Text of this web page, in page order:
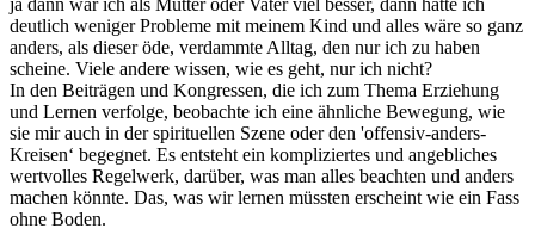
deutlich weniger Probleme mit meinem Kind und alles wäre so ganz
anders, als dieser öde, verdammte Alltag, den nur ich zu haben
scheine. Viele andere wissen, wie es geht, nur ich nicht?
In den Beiträgen und Kongressen, die ich zum Thema Erziehung
und Lernen verfolge, beobachte ich eine ähnliche Bewegung, wie
sie mir auch in der spirituellen Szene oder den 'offensiv-anders-
Kreisen‘ begegnet. Es entsteht ein kompliziertes und angebliches
wertvolles Regelwerk, darüber, was man alles beachten und anders
machen könnte. Das, was wir lernen müssten erscheint wie ein Fass
ohne Boden.